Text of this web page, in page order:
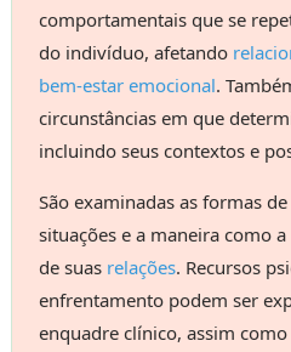
comportamentais que se
do indivíduo, afetando
bem-estar emocional.
circunstâncias em que
incluindo seus contextos e
São examinadas as formas
situações e a maneira como
de suas relações. Recursos
enfrentamento podem ser
enquadre clínico, assim